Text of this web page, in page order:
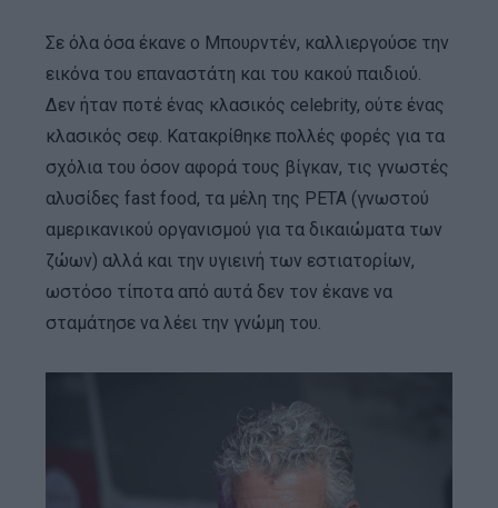
Σε όλα όσα έκανε ο Μπουρντέν, καλλιεργούσε την
εικόνα του επαναστάτη και του κακού παιδιού.
Δεν ήταν ποτέ ένας κλασικός celebrity, ούτε ένας
κλασικός σεφ. Κατακρίθηκε πολλές φορές για τα
σχόλια του όσον αφορά τους βίγκαν, τις γνωστές
αλυσίδες fast food, τα μέλη της PETA (γνωστού
αμερικανικού οργανισμού για τα δικαιώματα των
ζώων) αλλά και την υγιεινή των εστιατορίων,
ωστόσο τίποτα από αυτά δεν τον έκανε να
σταμάτησε να λέει την γνώμη του.